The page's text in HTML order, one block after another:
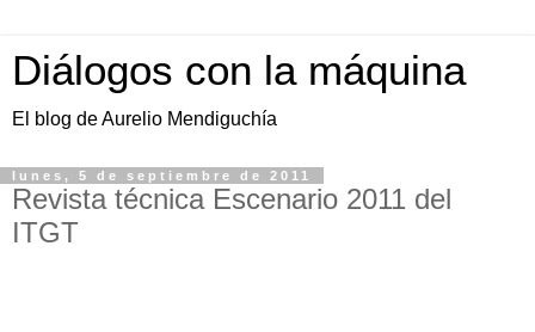
Diálogos con la máquina
El blog de Aurelio Mendiguchía
lunes, 5 de septiembre de 2011
Revista técnica Escenario 2011 del
ITGT